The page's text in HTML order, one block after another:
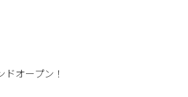
人に味わって頂けたらと思います。
オープン！